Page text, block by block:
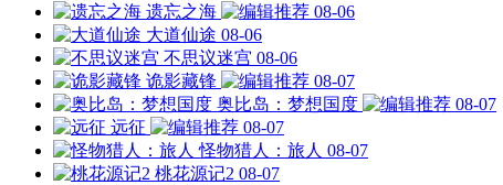
遗忘之海
08-06
大道仙途 08-06
不思议迷宫 08-06
诡影藏锋
08-07
奥比岛：梦想国度
08-07
远征
08-07
怪物猎人：旅人 08-07
桃花源记2 08-07